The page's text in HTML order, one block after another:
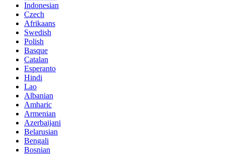
Indonesian
Czech
Afrikaans
Swedish
Polish
Basque
Catalan
Esperanto
Hindi
Lao
Albanian
Amharic
Armenian
Azerbaijani
Belarusian
Bengali
Bosnian